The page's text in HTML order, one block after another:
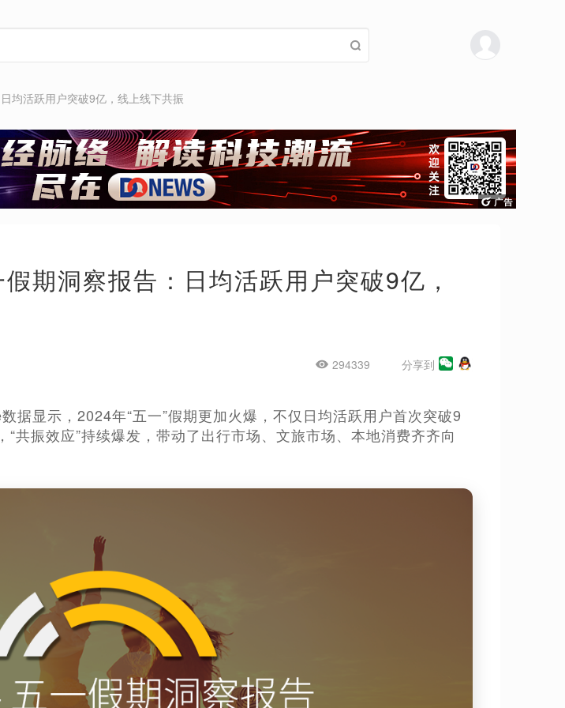
均活跃用户突破9亿，线上线下共振
期洞察报告：日均活跃用户突破9亿，
294339 分享到
据显示，2024年“五一”假期更加火爆，不仅日均活跃用户首次突破9
共振效应”持续爆发，带动了出行市场、文旅市场、本地消费齐齐向